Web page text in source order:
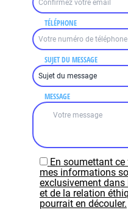
TÉLÉPHONE
SUJET DU MESSAGE
MESSAGE
En soumettant ce
mes informations
exclusivement dans
et de la relation
pourrait en découler.